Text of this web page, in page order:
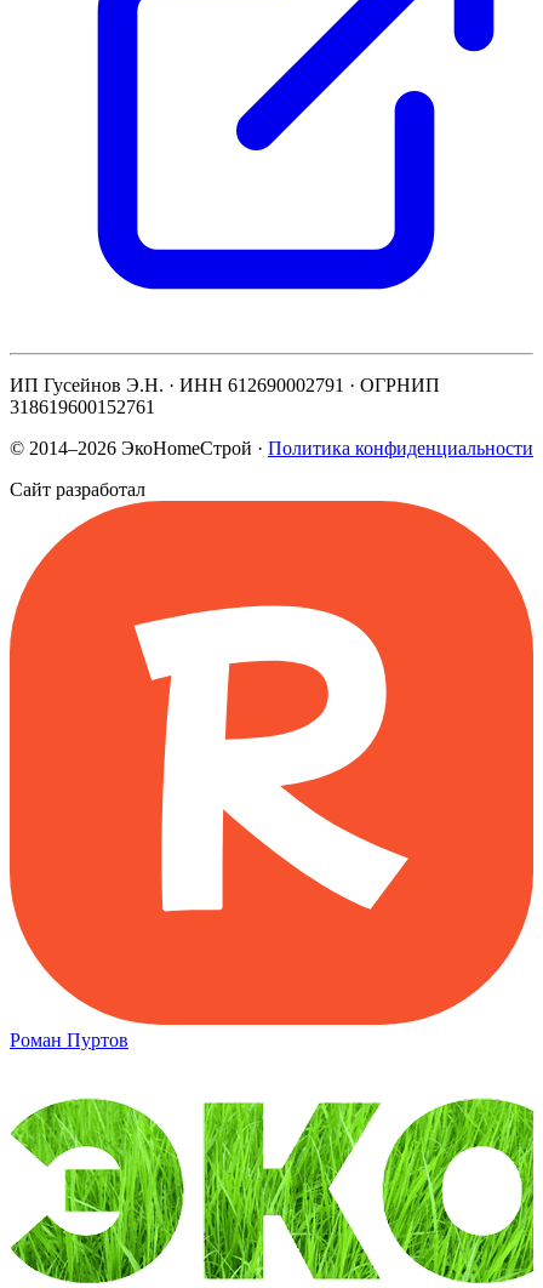
ИП Гусейнов Э.Н. · ИНН 612690002791 · ОГРНИП
318619600152761
© 2014–2026 ЭкоHomeСтрой · Политика конфиденциальности
Сайт разработал
Роман Пуртов